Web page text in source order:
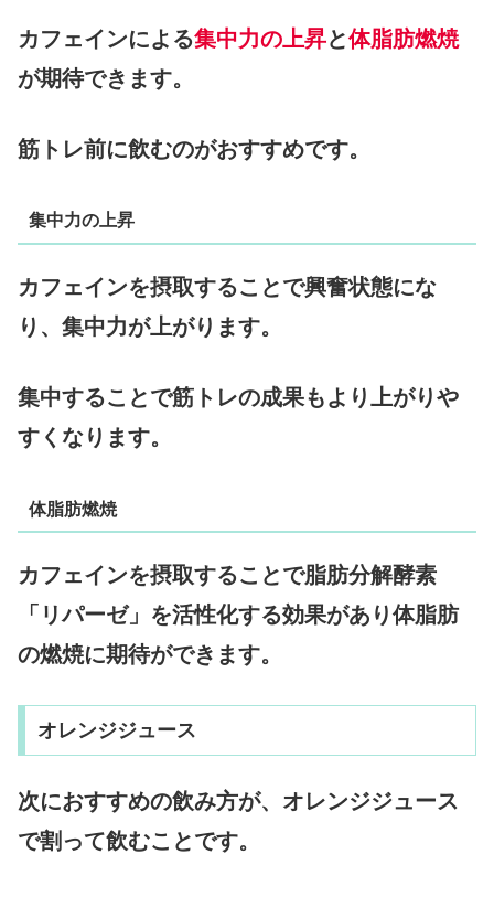
カフェインによる集中力の上昇と体脂肪燃焼
が期待できます。
筋トレ前に飲むのがおすすめです。
集中力の上昇
カフェインを摂取することで興奮状態にな
り、集中力が上がります。
集中することで筋トレの成果もより上がりや
すくなります。
体脂肪燃焼
カフェインを摂取することで脂肪分解酵素
「リパーゼ」を活性化する効果があり体脂肪
の燃焼に期待ができます。
オレンジジュース
次におすすめの飲み方が、オレンジジュース
で割って飲むことです。